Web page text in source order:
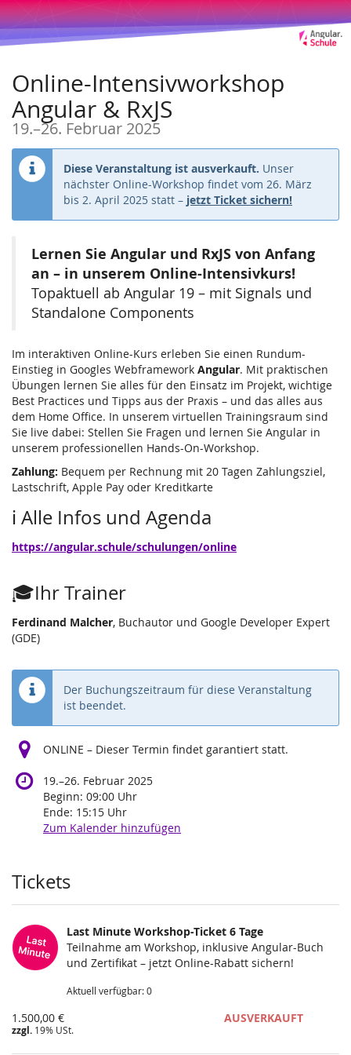
Zum
Haupt-
Inhalt
Online-Intensivworkshop
Angular & RxJS
19.–bis
26. Februar 2025
Diese Veranstaltung ist ausverkauft. Unser
nächster Online-Workshop findet vom 26. März
bis 2. April 2025 statt – jetzt Ticket sichern!
Lernen Sie Angular und RxJS von Anfang
an – in unserem Online-Intensivkurs!
Topaktuell ab Angular 19 – mit Signals und
Standalone Components
Im interaktiven Online-Kurs erleben Sie einen Rundum-
Einstieg in Googles Webframework Angular. Mit praktischen
Übungen lernen Sie alles für den Einsatz im Projekt, wichtige
Best Practices und Tipps aus der Praxis – und das alles aus
dem Home Office. In unserem virtuellen Trainingsraum sind
Sie live dabei: Stellen Sie Fragen und lernen Sie Angular in
unserem professionellen Hands-On-Workshop.
Zahlung: Bequem per Rechnung mit 20 Tagen Zahlungsziel,
Lastschrift, Apple Pay oder Kreditkarte
ℹ️ Alle Infos und Agenda
https://angular.schule/schulungen/online
🎓Ihr Trainer
Ferdinand Malcher, Buchautor und Google Developer Expert
(GDE)
Der Buchungszeitraum für diese Veranstaltung
ist beendet.
ONLINE – Dieser Termin findet garantiert statt.
19.–bis
26. Februar 2025
Beginn: 09:00 Uhr
Ende: 15:15 Uhr
Zum Kalender hinzufügen
Produkte
Tickets
Last Minute Workshop-Ticket 6 Tage
Teilnahme am Workshop, inklusive Angular-Buch
und Zertifikat – jetzt Online-Rabatt sichern!
Aktuell verfügbar: 0
1.500,00 €
zzgl. 19% USt.
AUSVERKAUFT